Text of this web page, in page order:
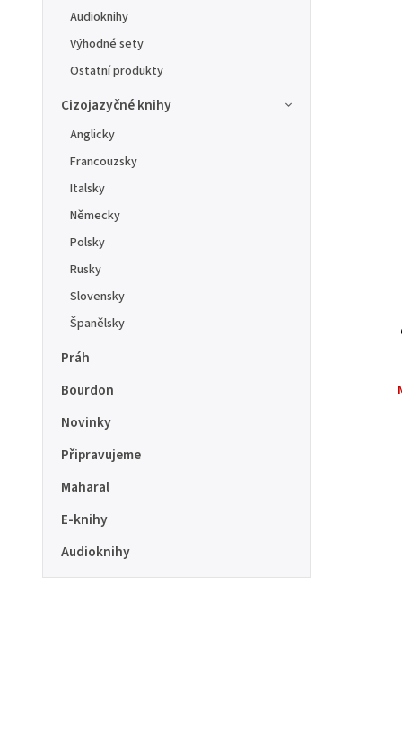
Audioknihy
Výhodné sety
Ostatní produkty
Cizojazyčné knihy
Anglicky
Francouzsky
Italsky
Německy
Polsky
Rusky
Slovensky
Španělsky
Práh
Bourdon
Novinky
Připravujeme
Maharal
E-knihy
Audioknihy